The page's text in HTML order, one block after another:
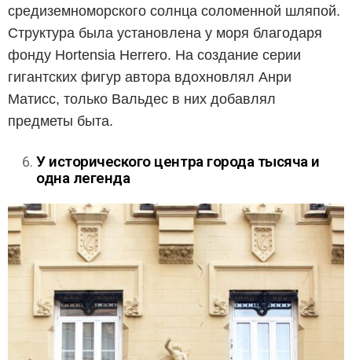
средиземноморского солнца соломенной шляпой.
Структура была установлена у моря благодаря
фонду Hortensia Herrero. На создание серии
гигантских фигур автора вдохновлял Анри
Матисс, только Вальдес в них добавлял
предметы быта.
У исторического центра города тысяча и
одна легенда